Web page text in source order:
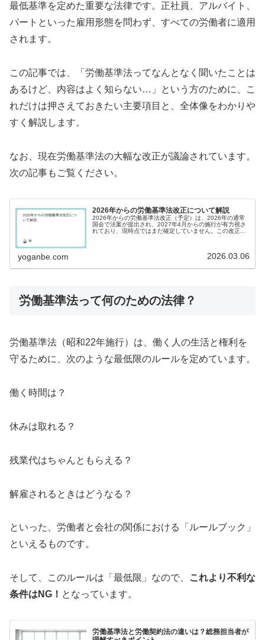
最低基準を定めた重要な法律です。正社員、アルバイト、
パートといった雇用形態を問わず、すべての労働者に適用
されます。
この記事では、「労働基準法ってなんとなく聞いたことは
あるけど、内容はよく知らない…」という方のために、こ
れだけは押さえておきたい主要項目と、全体像をわかりや
すく解説します。
なお、現在労働基準法の大幅な改正が議論されています。
次の記事もご覧ください。
2026年からの労働基準法改正について解説
2026年からの労働基準法改正（予定）は、2026年の通常
国会で法案が提出され、2027年4月からの施行が有力視さ
れており、現時点ではまだ確定していません。この改正
yoganbe.com 2026.03.06
労働基準法って何のための法律？
労働基準法（昭和22年施行）は、働く人の生活と権利を
守るために、次のような最低限のルールを定めています。
働く時間は？
休みは取れる？
残業代はちゃんともらえる？
解雇されるときはどうなる？
といった、労働者と会社の関係における「ルールブック」
といえるものです。
そして、このルールは「最低限」なので、
これより不利な
条件はNG！ となっています。
労働基準法と労働契約法の違いは？総務担当者が